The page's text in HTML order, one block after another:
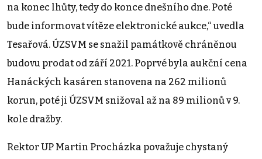
na konec lhůty, tedy do konce dnešního dne. Poté
bude informovat vítěze elektronické aukce,“ uvedla
Tesařová. ÚZSVM se snažil památkově chráněnou
budovu prodat od září 2021. Poprvé byla aukční cena
Hanáckých kasáren stanovena na 262 milionů
korun, poté ji ÚZSVM snižoval až na 89 milionů v 9.
kole dražby.
Rektor UP Martin Procházka považuje chystaný